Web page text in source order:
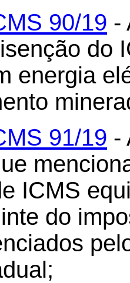
90/19 -
do
energia
91/19 -
ICMS
do